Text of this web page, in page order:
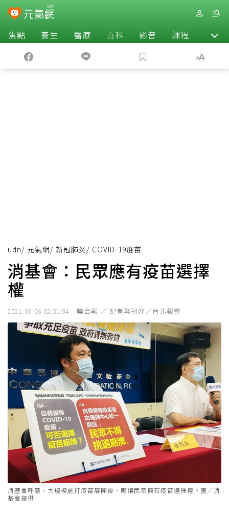
焦點 養生 醫療 百科 影音 課程 退休
udn/ 元氣網/ 新冠肺炎 / COVID-19疫苗
消基會：民眾應有疫苗選擇
權
2021-06-06 02:31:04 聯合報 ／ 記者葉冠妤／台北報導
消基會呼籲，大規模施打疫苗展開後，應讓民眾擁有疫苗選擇權。圖／消
基會提供